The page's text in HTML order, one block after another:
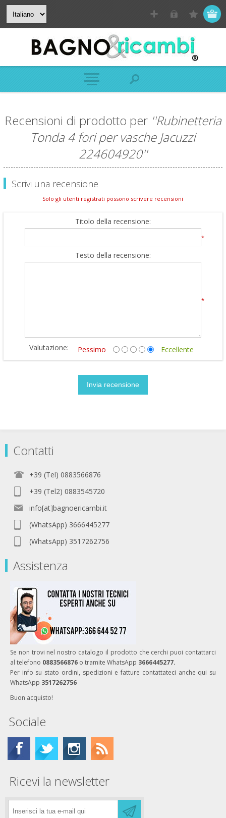
Recensioni di prodotto per Rubinetteria
Tonda 4 fori per vasche Jacuzzi
224604920
Scrivi una recensione
Solo gli utenti registrati possono scrivere recensioni
Titolo della recensione:
*
Testo della recensione:
*
Valutazione: Pessimo Eccellente
Contatti
+39 (Tel) 0883566876
+39 (Tel2) 0883545720
info[at]bagnoericambi.it
(WhatsApp) 3666445277
(WhatsApp) 3517262756
Assistenza
Se non trovi nel nostro catalogo il prodotto che cerchi puoi contattarci
al telefono 0883566876 o tramite WhatsApp 3666445277.
Per info su stato ordini, spedizioni e fatture contattateci anche qui su
WhatsApp 3517262756
Buon acquisto!
Sociale
Ricevi la newsletter